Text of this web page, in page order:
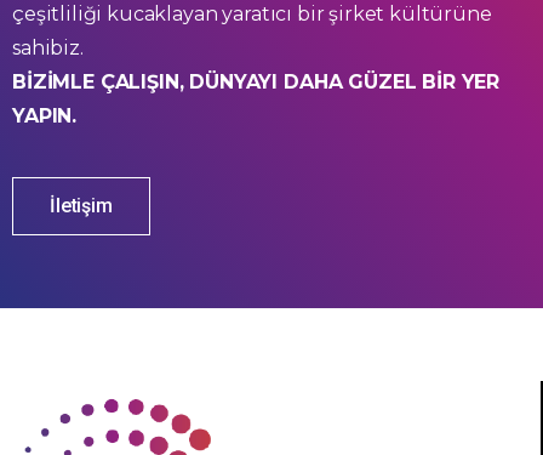
çeşitliliği kucaklayan yaratıcı bir şirket kültürüne
sahibiz.
BİZİMLE ÇALIŞIN, DÜNYAYI DAHA GÜZEL BİR YER
YAPIN.
İletişim